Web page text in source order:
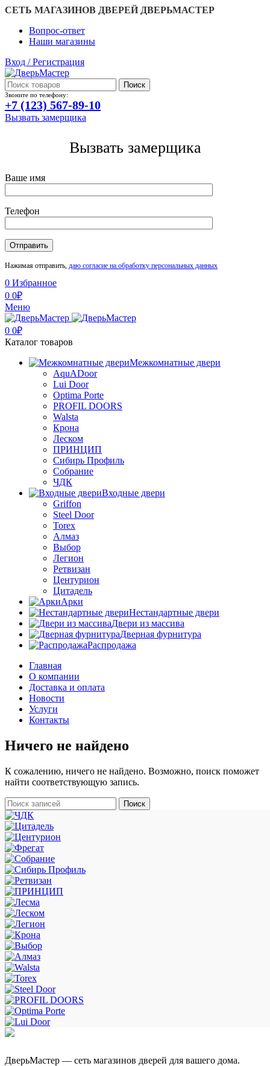
СЕТЬ МАГАЗИНОВ ДВЕРЕЙ ДВЕРЬМАСТЕР
Вопрос-ответ
Наши магазины
Вход / Регистрация
Поиск
Звоните по телефону:
+7 (123) 567-89-10
Вызвать замерщика
Вызвать замерщика
Ваше имя
Телефон
Нажимая отправить, даю согласие на обработку персональных данных
0 Избранное
0 0₽
Меню
0 0₽
Каталог товаров
Межкомнатные двери
AquADoor
Lui Door
Optima Porte
PROFIL DOORS
Walsta
Крона
Леском
ПРИНЦИП
Сибирь Профиль
Собрание
ЧДК
Входные двери
Griffon
Steel Door
Torex
Алмаз
Выбор
Легион
Ретвизан
Центурион
Цитадель
Арки
Нестандартные двери
Двери из массива
Дверная фурнитура
Распродажа
Главная
О компании
Доставка и оплата
Новости
Услуги
Контакты
Ничего не найдено
К сожалению, ничего не найдено. Возможно, поиск поможет
найти соответствующую запись.
Поиск
ДверьМастер — сеть магазинов дверей для вашего дома.